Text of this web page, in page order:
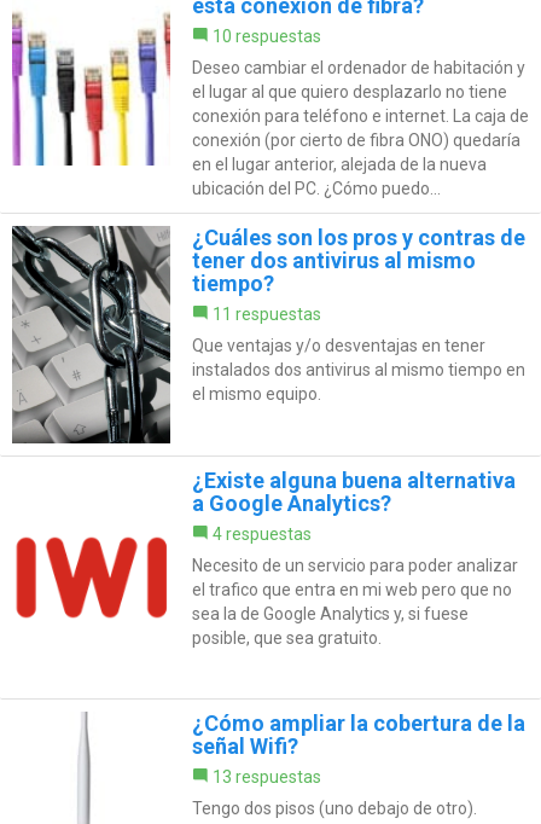
10 respuestas
Deseo cambiar el ordenador de habitación y
el lugar al que quiero desplazarlo no tiene
conexión para teléfono e internet. La caja de
conexión (por cierto de fibra ONO) quedaría
en el lugar anterior, alejada de la nueva
ubicación del PC. ¿Cómo puedo...
¿Cuáles son los pros y contras de
tener dos antivirus al mismo
tiempo?
11 respuestas
Que ventajas y/o desventajas en tener
instalados dos antivirus al mismo tiempo en
el mismo equipo.
¿Existe alguna buena alternativa
a Google Analytics?
4 respuestas
Necesito de un servicio para poder analizar
el trafico que entra en mi web pero que no
sea la de Google Analytics y, si fuese
posible, que sea gratuito.
¿Cómo ampliar la cobertura de la
señal Wifi?
13 respuestas
Tengo dos pisos (uno debajo de otro).